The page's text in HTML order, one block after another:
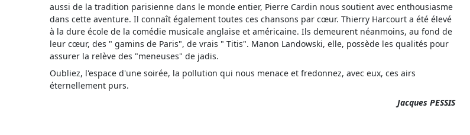
aussi de la tradition parisienne dans le monde entier, Pierre Cardin nous soutient avec enthousiasme
dans cette aventure. Il connaît également toutes ces chansons par cœur. Thierry Harcourt a été élevé
à la dure école de la comédie musicale anglaise et américaine. Ils demeurent néanmoins, au fond de
leur cœur, des " gamins de Paris", de vrais " Titis". Manon Landowski, elle, possède les qualités pour
assurer la relève des "meneuses" de jadis.
Oubliez, l'espace d'une soirée, la pollution qui nous menace et fredonnez, avec eux, ces airs
éternellement purs.
Jacques PESSIS